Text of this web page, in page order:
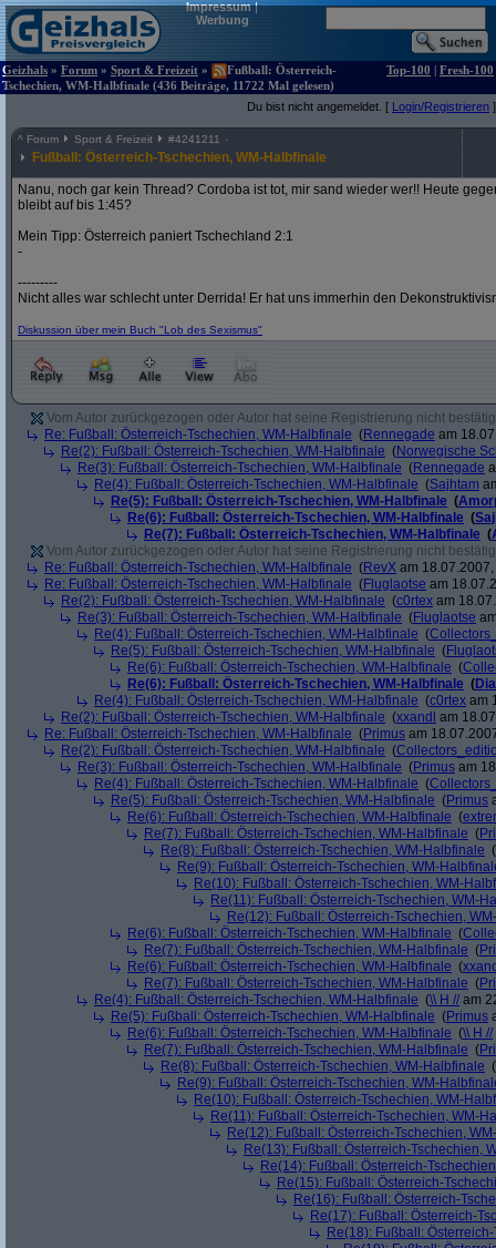
Impressum|
Werbung
Geizhals » Forum » Sport & Freizeit »
Fußball: Österreich-
Tschechien, WM-Halbfinale (436 Beiträge, 11722 Mal gelesen)
Top-100 | Fresh-100
Du bist nicht angemeldet. [ Login/Registrieren ]
^ Forum Sport & Freizeit #4241211
Fußball: Österreich-Tschechien, WM-Halbfinale
Nanu, noch gar kein Thread? Cordoba ist tot, mir sand wieder wer!! Heute
bleibt auf bis 1:45?
Mein Tipp: Österreich paniert Tschechland 2:1
-
---------
Nicht alles war schlecht unter Derrida! Er hat uns immerhin den
Diskussion über mein Buch "Lob des Sexismus"
Vom Autor zurückgezogen oder Autor hat seine Registrierung nicht
Re: Fußball: Österreich-Tschechien, WM-Halbfinale (Rennegade am
Re(2): Fußball: Österreich-Tschechien, WM-Halbfinale (Norwegische
Re(3): Fußball: Österreich-Tschechien, WM-Halbfinale (Rennegade
Re(4): Fußball: Österreich-Tschechien, WM-Halbfinale (Sajhtam
Re(5): Fußball: Österreich-Tschechien, WM-Halbfinale (
Re(6): Fußball: Österreich-Tschechien, WM-Halbfinale (
Re(7): Fußball: Österreich-Tschechien, WM-Halbfinale (
Vom Autor zurückgezogen oder Autor hat seine Registrierung nicht
Re: Fußball: Österreich-Tschechien, WM-Halbfinale (RevX am
Re: Fußball: Österreich-Tschechien, WM-Halbfinale (Fluglaotse am
Re(2): Fußball: Österreich-Tschechien, WM-Halbfinale (c0rtex am
Re(3): Fußball: Österreich-Tschechien, WM-Halbfinale (Fluglaotse
Re(4): Fußball: Österreich-Tschechien, WM-Halbfinale (
Re(5): Fußball: Österreich-Tschechien, WM-Halbfinale (
Re(6): Fußball: Österreich-Tschechien, WM-Halbfinale (
Re(6): Fußball: Österreich-Tschechien, WM-Halbfinale (
Re(4): Fußball: Österreich-Tschechien, WM-Halbfinale (c0rtex am
Re(2): Fußball: Österreich-Tschechien, WM-Halbfinale (xxandl am
Re: Fußball: Österreich-Tschechien, WM-Halbfinale (Primus am
Re(2): Fußball: Österreich-Tschechien, WM-Halbfinale (
Re(3): Fußball: Österreich-Tschechien, WM-Halbfinale (Primus am
Re(4): Fußball: Österreich-Tschechien, WM-Halbfinale (
Re(5): Fußball: Österreich-Tschechien, WM-Halbfinale (Primus
Re(6): Fußball: Österreich-Tschechien, WM-Halbfinale (
Re(7): Fußball: Österreich-Tschechien, WM-Halbfinale (
Re(8): Fußball: Österreich-Tschechien, WM-Halbfinale (
Re(9): Fußball: Österreich-Tschechien, WM-
Re(10): Fußball: Österreich-Tschechien, WM-
Re(11): Fußball: Österreich-Tschechien, WM-
Re(12): Fußball: Österreich-Tschechien,
Re(6): Fußball: Österreich-Tschechien, WM-Halbfinale (
Re(7): Fußball: Österreich-Tschechien, WM-Halbfinale (
Re(6): Fußball: Österreich-Tschechien, WM-Halbfinale (
Re(7): Fußball: Österreich-Tschechien, WM-Halbfinale (
Re(4): Fußball: Österreich-Tschechien, WM-Halbfinale (\\ H // am
Re(5): Fußball: Österreich-Tschechien, WM-Halbfinale (Primus
Re(6): Fußball: Österreich-Tschechien, WM-Halbfinale (\\ H //
Re(7): Fußball: Österreich-Tschechien, WM-Halbfinale (
Re(8): Fußball: Österreich-Tschechien, WM-Halbfinale (
Re(9): Fußball: Österreich-Tschechien, WM-
Re(10): Fußball: Österreich-Tschechien, WM-
Re(11): Fußball: Österreich-Tschechien, WM-
Re(12): Fußball: Österreich-Tschechien,
Re(13): Fußball: Österreich-Tschechien,
Re(14): Fußball: Österreich-
Re(15): Fußball: Österreich-
Re(16): Fußball: Österreich-
Re(17): Fußball: Österreich-
Re(18): Fußball: